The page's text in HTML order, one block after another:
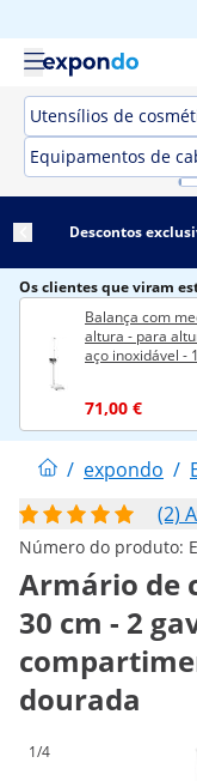
Utensílios de
Equipamentos de
Descontos
Os clientes que viram
Balança com
altura - para
aço inoxidável -
71,00 €
/ expondo /
(2)
Número do produto:
Armário de
30 cm - 2
dourada
1/4